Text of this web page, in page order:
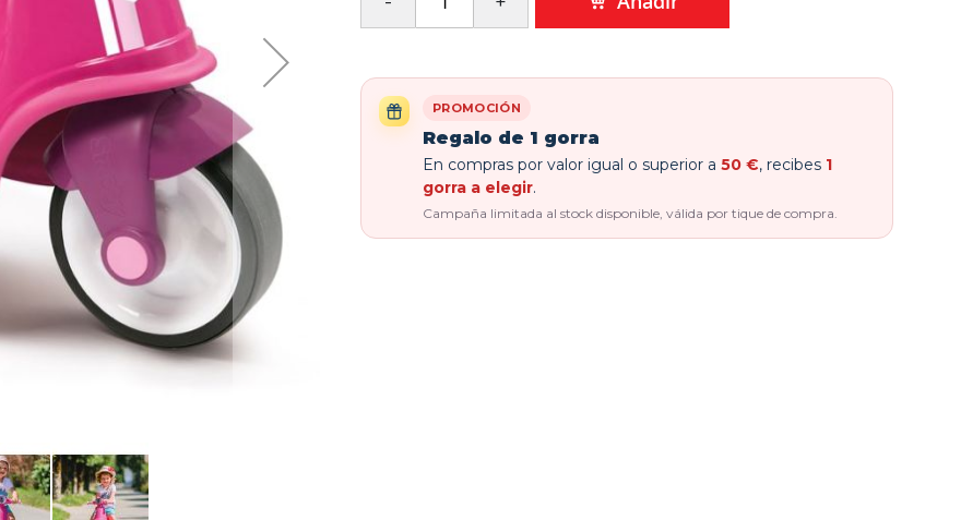
PROMOCIÓN
Regalo de 1 gorra
En compras por valor igual o superior a 50 €, recibes 1
gorra a elegir.
Campaña limitada al stock disponible, válida por tique de compra.